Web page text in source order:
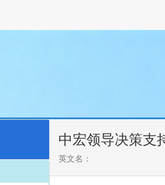
中宏领导决策支
英文名：